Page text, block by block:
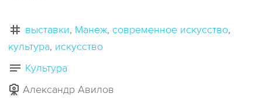
выставки Манеж современное искусство
культура искусство
Культура
Александр Авилов